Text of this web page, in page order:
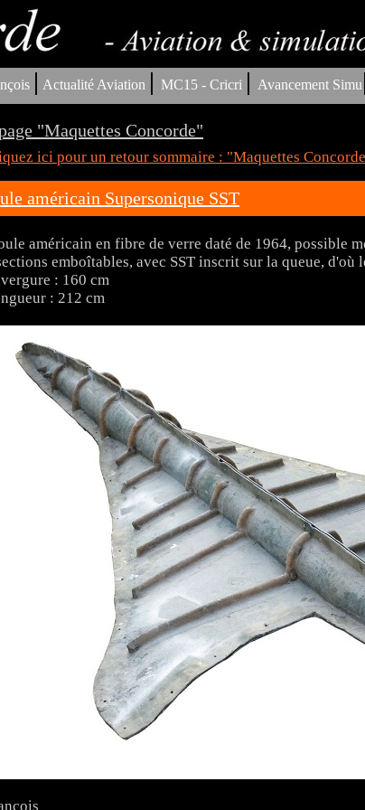
| Actualité Aviation | MC15 - Cricri | Avancement Simu|
"Maquettes Concorde"
ici pour un retour sommaire : "Maquettes
américain Supersonique SST
américain en fibre de verre daté de 1964, possible
emboîtables, avec SST inscrit sur la queue, d'où
: 160 cm
: 212 cm